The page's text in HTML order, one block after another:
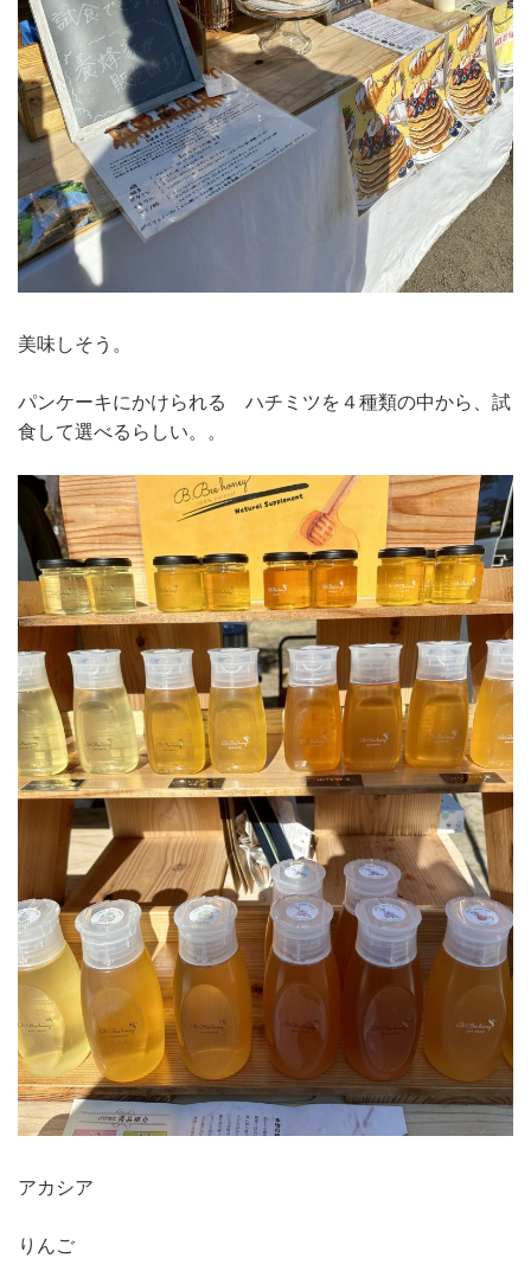
美味しそう。
パンケーキにかけられる ハチミツを４種類の中から、試
食して選べるらしい。。
アカシア
りんご